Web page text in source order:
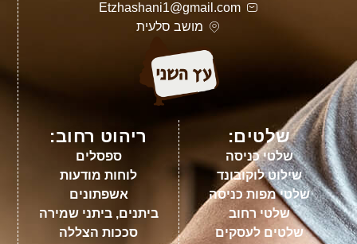
Etzhashani1@gmail.com
מושב סלעית
שלטים:
שלטי כניסה
שילוט לוקובונד
שלטי מפות כניסה
שלטי רחוב
שלטים לעסקים
ריהוט רחוב:
ספסלים
לוחות מודעות
אשפתונים
ביתנים, ביתני שמירה
סככות הצללה